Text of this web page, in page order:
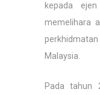
kepada
memelihara
Malaysia.
Pada tahun